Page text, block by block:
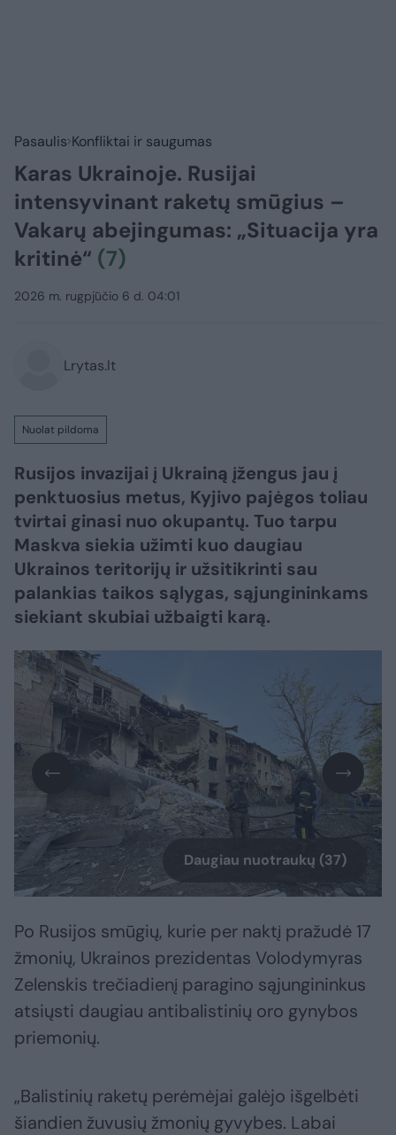
Pasaulis Konfliktai ir saugumas
Karas Ukrainoje. Rusijai
intensyvinant raketų smūgius –
Vakarų abejingumas: „Situacija yra
kritinė“ (7)
2026 m. rugpjūčio 6 d. 04:01
Lrytas.lt
Nuolat pildoma
Rusijos invazijai į Ukrainą įžengus jau į
penktuosius metus, Kyjivo pajėgos toliau
tvirtai ginasi nuo okupantų. Tuo tarpu
Maskva siekia užimti kuo daugiau
Ukrainos teritorijų ir užsitikrinti sau
palankias taikos sąlygas, sąjungininkams
siekiant skubiai užbaigti karą.​​​​​​​​​​​​​​​​​​​​​​​​​​​
Daugiau nuotraukų (37)
Po Rusijos smūgių, kurie per naktį pražudė 17
žmonių, Ukrainos prezidentas Volodymyras
Zelenskis trečiadienį paragino sąjungininkus
atsiųsti daugiau antibalistinių oro gynybos
priemonių.
„Balistinių raketų perėmėjai galėjo išgelbėti
šiandien žuvusių žmonių gyvybes. Labai